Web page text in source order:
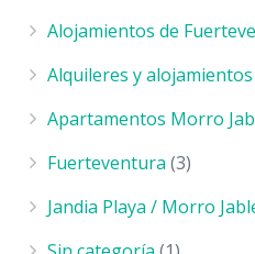
Alojamientos de
Alquileres y
Apartamentos Morro
Fuerteventura (3)
Jandia Playa / Morro